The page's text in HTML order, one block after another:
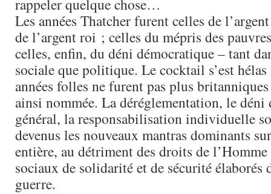
rappeler quelque chose…
Les années Thatcher furent celles de
de l’argent roi ; celles du mépris des
celles, enfin, du déni démocratique – tant
sociale que politique. Le cocktail s’est
années folles ne furent pas plus
ainsi nommée. La déréglementation, le déni
général, la responsabilisation individuelle
devenus les nouveaux mantras dominants
entière, au détriment des droits de
sociaux de solidarité et de sécurité élaborés
guerre.